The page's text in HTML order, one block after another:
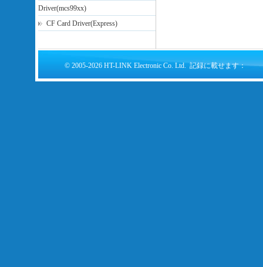
Driver(mcs99xx)
CF Card Driver(Express)
© 2005-2026 HT-LINK Electronic Co. Ltd. 記録に載せます：